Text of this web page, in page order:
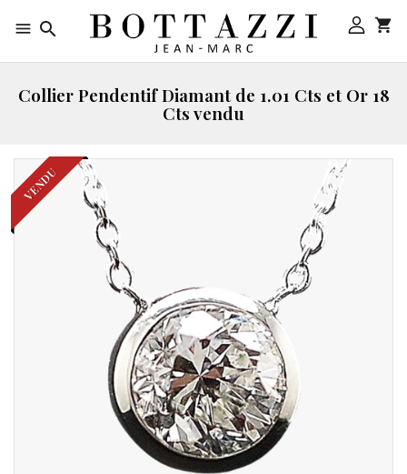
  
Collier Pendentif Diamant de 1.01 Cts et Or 18
Cts vendu
VENDU